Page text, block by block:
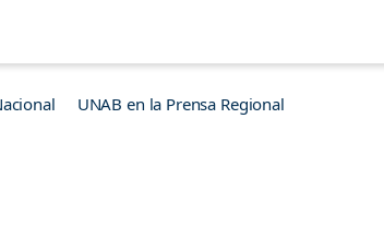
UNAB en la Prensa Regional